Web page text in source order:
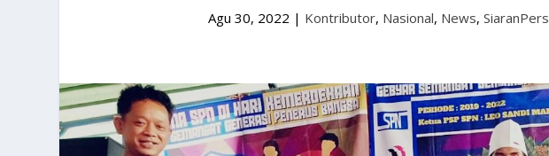
Agu 30, 2022 | Kontributor, Nasional, News,SiaranPers